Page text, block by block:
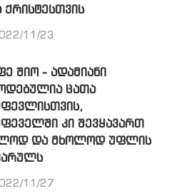
ᲥᲠᲘᲡᲢᲔᲡᲗᲕᲘᲡ
11/23
ᲨᲘᲝ - ᲐᲓᲐᲛᲘᲐᲜᲘ
ᲪᲐᲗᲐ
ᲙᲘ ᲨᲔᲕᲧᲐᲕᲐᲠᲗ
ᲓᲐ ᲛᲮᲝᲚᲝᲓ ᲣᲤᲚᲘᲡ
11/27